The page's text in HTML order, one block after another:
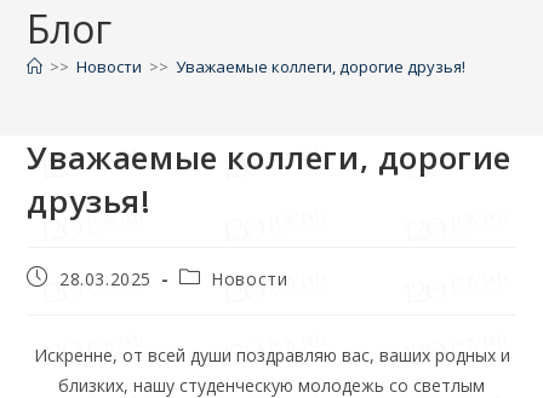
Блог
>> Новости >> Уважаемые коллеги, дорогие друзья!
Уважаемые коллеги, дорогие
друзья!
28.03.2025 Новости
Искренне, от всей души поздравляю вас, ваших родных и
близких, нашу студенческую молодежь со светлым